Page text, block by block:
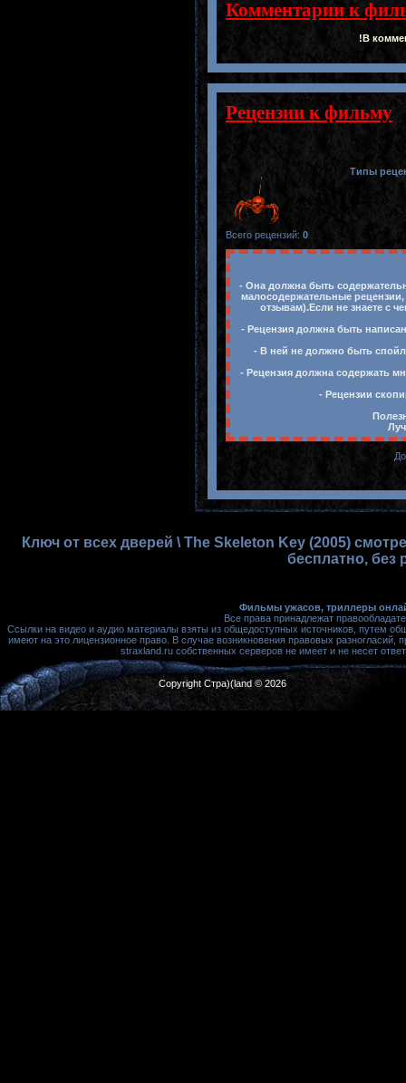
Комментарии к
!В
Рецензии к фильму
Типы
Всего рецензий: 0
- Она должна быть
малосодержательные
отзывам).Если не знаете с
- Рецензия должна быть
- В ней не должно быть
- Рецензия должна содержать
- Рецензии
Ключ от всех дверей \ The Skeleton Key (2005)
бесплатно, без
Фильмы ужасов, триллеры
Все права принадлежат
Ссылки на видео и аудио материалы взяты из общедоступных источников, путем
имеют на это лицензионное право. В случае возникновения правовых
straxland.ru собственных серверов не имеет и не несет
Copyright Стра)(land © 2026